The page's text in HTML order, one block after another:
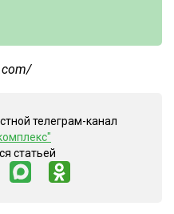
телеграм-канал
статьей